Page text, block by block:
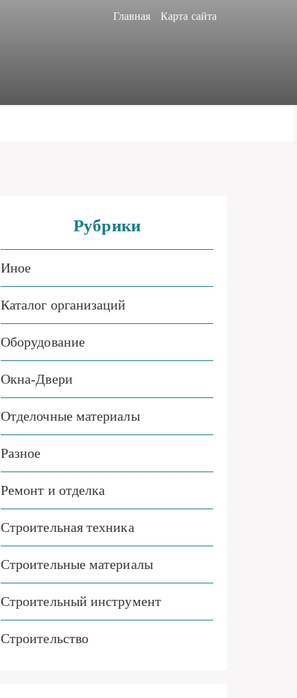
Главная Карта сайта
Рубрики
Иное
Каталог организаций
Оборудование
Окна-Двери
Отделочные материалы
Разное
Ремонт и отделка
Строительная техника
Строительные материалы
Строительный инструмент
Строительство